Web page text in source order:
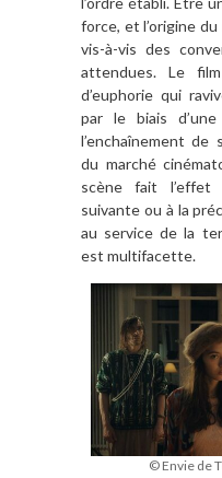
force, et l’origine
vis-à-vis des
attendues. Le
d’euphorie qui
par le biais
l’enchaînement de
du marché
scène fait l’effet
suivante ou à la
au service de la
est multifacette.
© Envie de